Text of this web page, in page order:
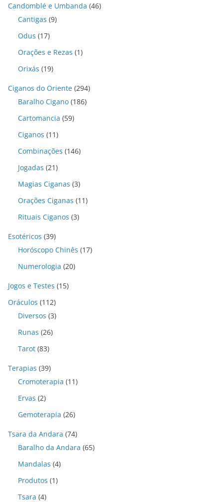
Candomblé e Umbanda (46)
Cantigas (9)
Odus (17)
Orações e Rezas (1)
Orixás (19)
Ciganos do Oriente (294)
Baralho Cigano (186)
Cartomancia (59)
Ciganos (11)
Combinações (146)
Jogadas (21)
Magias Ciganas (3)
Orações Ciganas (11)
Rituais Ciganos (3)
Esotéricos (39)
Horóscopo Chinês (17)
Numerologia (20)
Jogos e Testes (15)
Oráculos (112)
Diversos (3)
Runas (26)
Tarot (83)
Terapias (39)
Cromoterapia (11)
Ervas (2)
Gemoterapia (26)
Tsara da Andara (74)
Baralho da Andara (65)
Mandalas (4)
Produtos (1)
Tsara (4)